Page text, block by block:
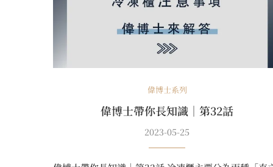
偉博士系列
偉博士帶你長知識｜第32話
2023-05-25